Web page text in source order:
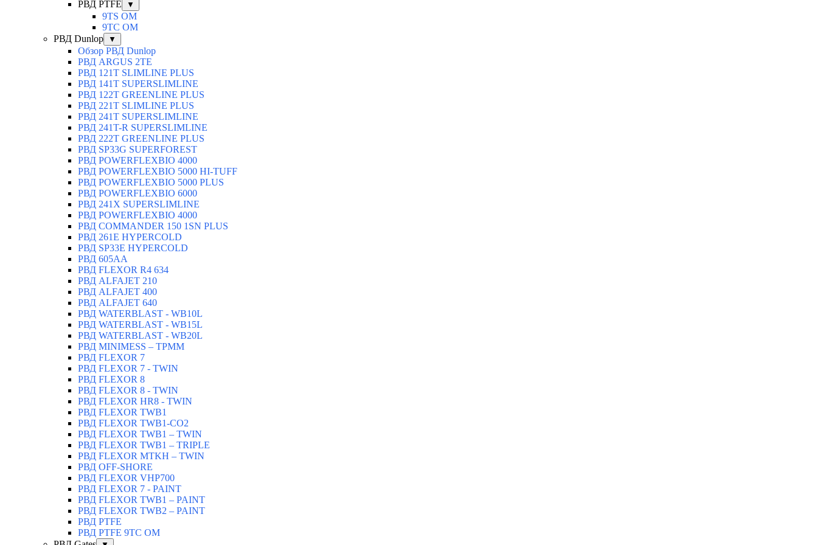
РВД PTFE ▼
9TS OM
9TC OM
РВД Dunlop
▼
Обзор РВД Dunlop
РВД ARGUS 2TE
РВД 121T SLIMLINE PLUS
РВД 141T SUPERSLIMLINE
РВД 122T GREENLINE PLUS
РВД 221T SLIMLINE PLUS
РВД 241T SUPERSLIMLINE
РВД 241T-R SUPERSLIMLINE
РВД 222T GREENLINE PLUS
РВД SP33G SUPERFOREST
РВД POWERFLEXBIO 4000
РВД POWERFLEXBIO 5000 HI-TUFF
РВД POWERFLEXBIO 5000 PLUS
РВД POWERFLEXBIO 6000
РВД 241X SUPERSLIMLINE
РВД POWERFLEXBIO 4000
РВД СOMMANDER 150 1SN PLUS
РВД 261E HYPERCOLD
РВД SP33E HYPERCOLD
РВД 605AA
РВД FLEXOR R4 634
РВД ALFAJET 210
РВД ALFAJET 400
РВД ALFAJET 640
РВД WATERBLAST - WB10L
РВД WATERBLAST - WB15L
РВД WATERBLAST - WB20L
РВД MINIMESS – TPMM
РВД FLEXOR 7
РВД FLEXOR 7 - TWIN
РВД FLEXOR 8
РВД FLEXOR 8 - TWIN
РВД FLEXOR HR8 - TWIN
РВД FLEXOR TWB1
РВД FLEXOR TWB1-CO2
РВД FLEXOR TWB1 – TWIN
РВД FLEXOR TWB1 – TRIPLE
РВД FLEXOR MTKH – TWIN
РВД OFF-SHORE
РВД FLEXOR VHP700
РВД FLEXOR 7 - PAINT
РВД FLEXOR TWB1 – PAINT
РВД FLEXOR TWB2 – PAINT
РВД PTFE
РВД PTFE 9TC OM